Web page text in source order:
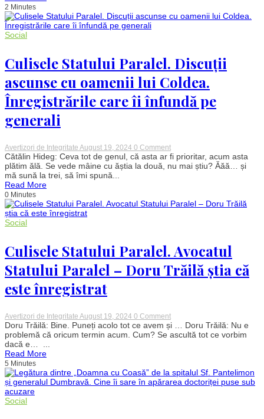
tinerelor
medicilor
2 Minutes
Social
Culisele Statului Paralel. Discuții
ascunse cu oamenii lui Coldea.
Înregistrările care îi înfundă pe
generali
Avertizori de Integritate August 19, 2024 0 Commenton
Culisele
Statului
oamenii
înfundă
generali
Cătălin Hideg: Ceva tot de genul, că asta ar fi prioritar, acum asta
plătim ălă. Se vede mâine cu ăștia la două, nu mai știu? Ăăă… și
mă sună la trei, să îmi spună...
Read More
0 Minutes
Social
Culisele Statului Paralel. Avocatul
Statului Paralel – Doru Trăilă știa că
este înregistrat
Avertizori de Integritate August 19, 2024 0 Commenton
Culisele
Statului
–
Doru
Doru Trăilă: Bine. Puneți acolo tot ce avem și … Doru Trăilă: Nu e
problemă că oricum termin acum. Cum? Se ascultă tot ce vorbim
dacă e… ...
Read More
5 Minutes
Social